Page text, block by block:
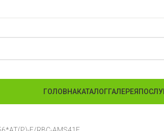
ГОЛОВНАКАТАЛОГГАЛЕРЕЯ